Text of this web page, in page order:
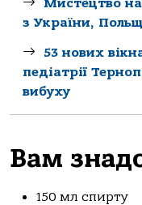
Мистецтво
з України,
53 нових
педіатрії
вибуху
Вам
150 мл спирту